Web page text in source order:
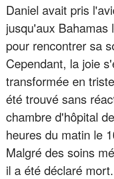
Daniel avait pris
jusqu'aux Bahamas
pour rencontrer sa
Cependant, la joie
transformée en
été trouvé sans
chambre d'hôpital
heures du matin le
Malgré des soins
il a été déclaré mort.